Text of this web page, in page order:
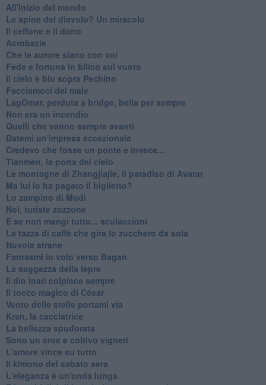
All'inizio del mondo
Le spine del diavolo? Un miracolo
Il ceffone e il dono
Acrobazie
Che le aurore siano con voi
Fede e fortuna in bilico sul vuoto
Il cielo è blu sopra Pechino
Facciamoci del male
LagOmar, perduta a bridge, bella per sempre
Non era un incendio
Quelli che vanno sempre avanti
Datemi un'impresa eccezionale
Credevo che fosse un ponte e invece...
Tianmen, la porta del cielo
Le montagne di Zhangjiajie, il paradiso di Avatar
Ma lui lo ha pagato il biglietto?
Lo zampino di Modì
Noi, turiste zozzone
E se non mangi tutto... sculaccioni
La tazza di caffè che gira lo zucchero da sola
Nuvole strane
Fantasmi in volo verso Bagan
La saggezza della lepre
Il dio Inari colpisce sempre
Il tocco magico di César
Vento delle stelle portami via
Kran, la cacciatrice
La bellezza spudorata
Sono un eroe e coltivo vigneti
L'amore vince su tutto
Il kimono del sabato sera
L'eleganza è un'onda lunga